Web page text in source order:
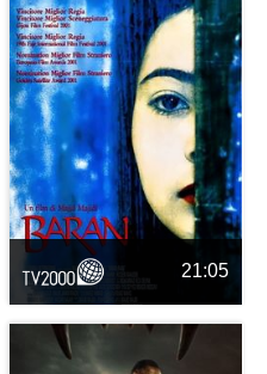
21:05